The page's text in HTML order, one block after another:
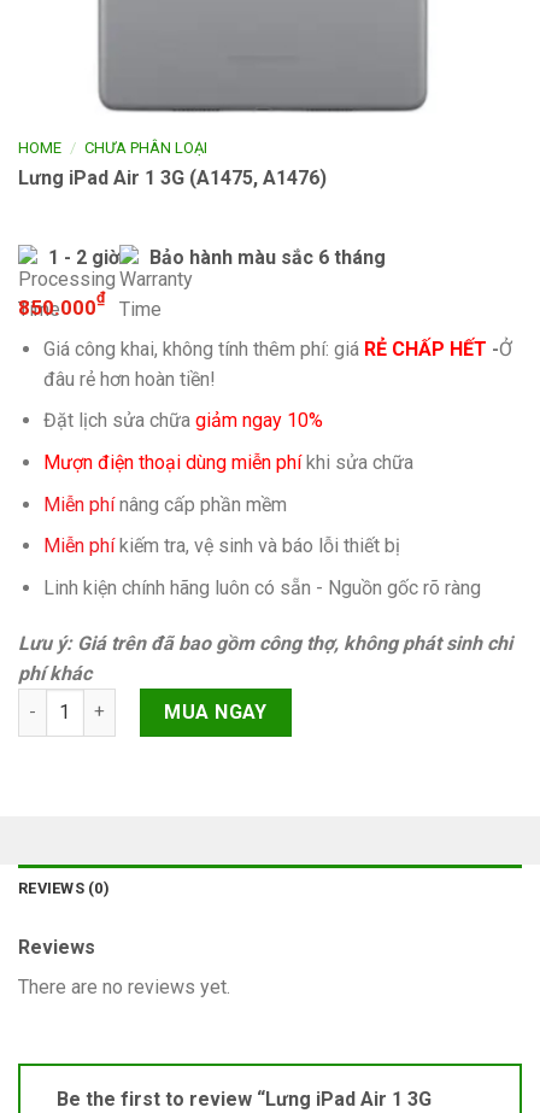
HOME / CHƯA PHÂN LOẠI
Lưng iPad Air 1 3G (A1475, A1476)
1 - 2 giờ Bảo hành màu sắc 6 tháng
850.000₫
Giá công khai, không tính thêm phí: giá RẺ CHẤP HẾT -Ở
đâu rẻ hơn hoàn tiền!
Đặt lịch sửa chữa giảm ngay 10%
Mượn điện thoại dùng miễn phíkhi sửa chữa
Miễn phínâng cấp phần mềm
Miễn phíkiếm tra, vệ sinh và báo lỗi thiết bị
Linh kiện chính hãng luôn có sẵn - Nguồn gốc rõ ràng
Lưu ý: Giá trên đã bao gồm công thợ, không phát sinh chi
phí khác
Lưng iPad Air 1 3G (A1475, A1476) quantity
MUA NGAY
REVIEWS (0)
Reviews
There are no reviews yet.
Be the first to review “Lưng iPad Air 1 3G